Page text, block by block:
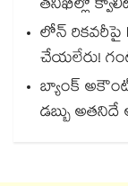
తనిఖీల్లో
లోన్ రికవరీపై
చేయలేరు!
బ్యాంక్
డబ్బు అతనిదే